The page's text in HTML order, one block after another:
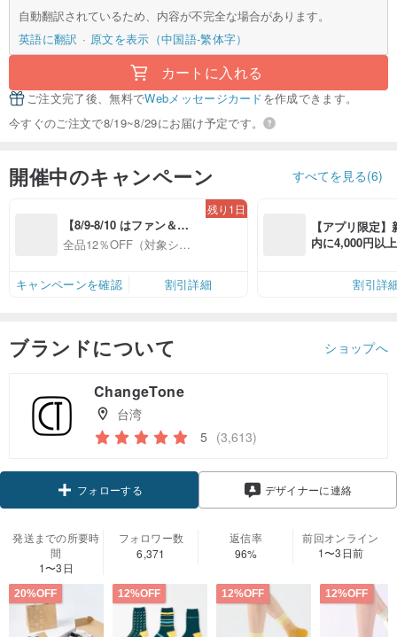
自動翻訳されているため、内容が不完全な場合があります。
英語に翻訳
原文を表示（中国語-繁体字）
カートに入れる
ご注文完了後、無料でWebメッセージカードを作成できます。
今すぐのご注文で8/19~8/29にお届け予定です。
開催中のキャンペーン すべてを見る(6)
【8/9-8/10 はファン＆会
員感謝デー】対象ショッ
全品12％OFF（対象ショ
残り1日
キャンペーンを確認 割引詳細
【アプリ限定
内に4,000円以
割引詳
ブランドについて ショップへ
ChangeTone
台湾
5 (3,613)
フォローする デザイナーに連絡
発送までの所要時
間
1〜3日
フォロワー数
6,371
返信率
96%
前回オンライン
1〜3日前
20%OFF 12%OFF 12%OFF 12%OFF